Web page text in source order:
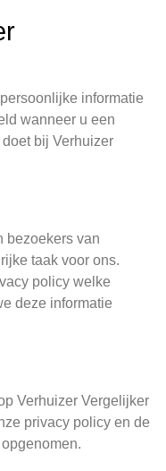
informatie
wanneer u een
bij Verhuizer
bezoekers van
taak voor ons.
policy welke
deze informatie
Verhuizer Vergelijker
privacy policy en de